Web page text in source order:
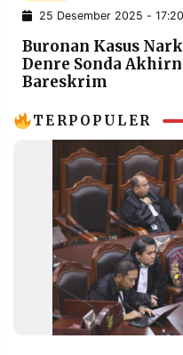
INFORMASI
IKLAN
KIRIM
TULISAN
PENGADUAN TERM
OF
IKUTI
KAMI
25 Desember 2025 -
Buronan Kasus
Denre Sonda
Bareskrim
TERPOPULER